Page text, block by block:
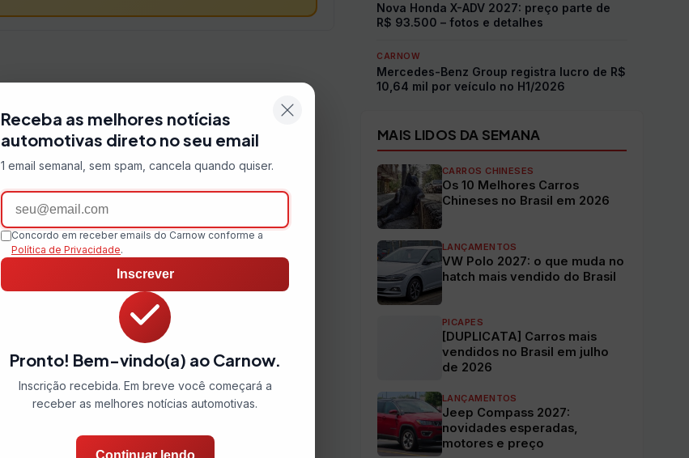
Nova Honda X-ADV 2027: preço parte de
R$ 93.500 – fotos e detalhes
CARNOW
Mercedes-Benz Group registra lucro de R$
10,64 mil por veículo no H1/2026
MAIS LIDOS DA SEMANA
CARROS CHINESES
Os 10 Melhores Carros
Chineses no Brasil em 2026
LANÇAMENTOS
VW Polo 2027: o que muda no
hatch mais vendido do Brasil
PICAPES
[DUPLICATA] Carros mais
vendidos no Brasil em julho
de 2026
LANÇAMENTOS
Jeep Compass 2027:
novidades esperadas,
motores e preço
Receba as melhores notícias
automotivas direto no seu email
1 email semanal, sem spam, cancela quando quiser.
Email
Concordo em receber emails do Carnow conforme a
Política de Privacidade.
Inscrever
Pronto! Bem-vindo(a) ao Carnow.
Inscrição recebida. Em breve você começará a
receber as melhores notícias automotivas.
Continuar lendo